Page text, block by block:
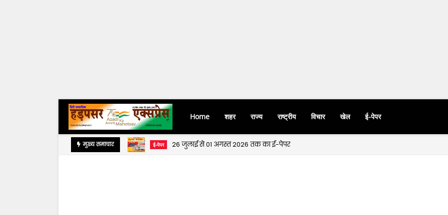
Home शहर राज्य राष्ट्रीय विचार खेल ई-पेपर
मुख्य समाचार ई-पेपर 26 जुलाई से 01 अगस्त 2026 तक का ई-पेपर